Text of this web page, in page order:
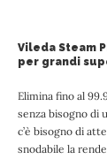
Vileda Steam
per grandi
Elimina fino al
senza bisogno di
c’è bisogno di
snodabile la